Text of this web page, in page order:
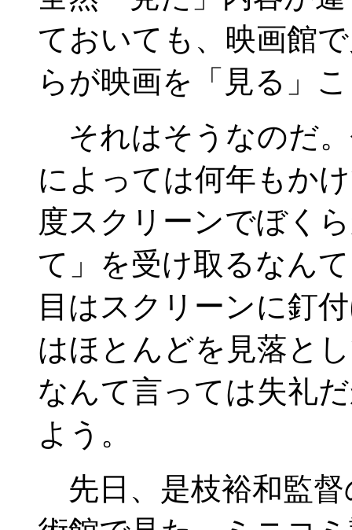
ておいても、映画館
らが映画を「見る」
それはそうなのだ
によっては何年もか
度スクリーンでぼく
て」を受け取るなん
目はスクリーンに釘
はほとんどを見落と
なんて言っては失礼
よう。
先日、是枝裕和監督